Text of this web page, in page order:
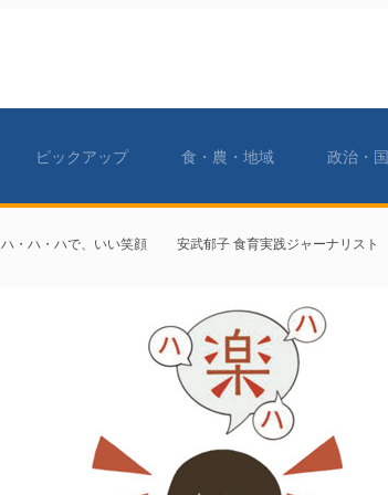
ピックアップ 食・農・地域 政治・
ハ・ハ・ハで、いい笑顔 安武郁子 食育実践ジャーナリス